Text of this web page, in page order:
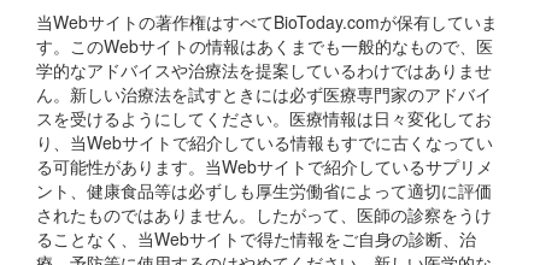
当Webサイトの著作権はすべてBioToday.comが保有していま
す。このWebサイトの情報はあくまでも一般的なもので、医
学的なアドバイスや治療法を提案しているわけではありませ
ん。新しい治療法を試すときには必ず医療専門家のアドバイ
スを受けるようにしてください。医療情報は日々変化してお
り、当Webサイトで紹介している情報もすでに古くなってい
る可能性があります。当Webサイトで紹介しているサプリメ
ント、健康食品等は必ずしも厚生労働省によって適切に評価
されたものではありません。したがって、医師の診察をうけ
ることなく、当Webサイトで得た情報をご自身の診断、治